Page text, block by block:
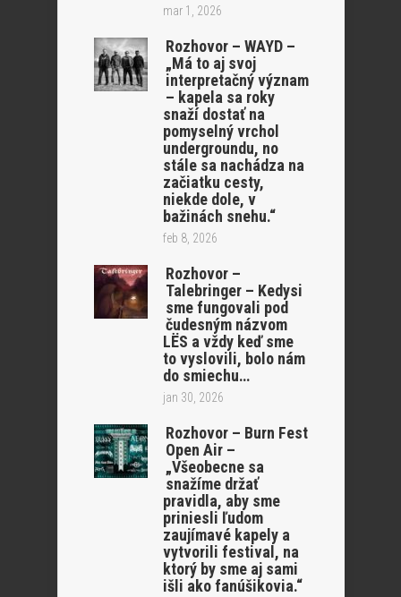
mar 1, 2026
Rozhovor – WAYD –
„Má to aj svoj
interpretačný význam
– kapela sa roky
snaží dostať na
pomyselný vrchol
undergroundu, no
stále sa nachádza na
začiatku cesty,
niekde dole, v
bažinách snehu.“
feb 8, 2026
Rozhovor –
Talebringer – Kedysi
sme fungovali pod
čudesným názvom
LËS a vždy keď sme
to vyslovili, bolo nám
do smiechu…
jan 30, 2026
Rozhovor – Burn Fest
Open Air –
„Všeobecne sa
snažíme držať
pravidla, aby sme
priniesli ľudom
zaujímavé kapely a
vytvorili festival, na
ktorý by sme aj sami
išli ako fanúšikovia.“